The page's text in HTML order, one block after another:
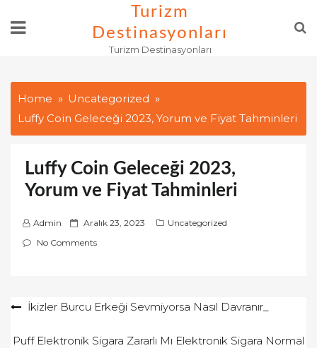
Turizm
Destinasyonları
Turizm Destinasyonları
Home
Uncategorized
Luffy Coin Geleceği 2023, Yorum ve Fiyat Tahminleri
Luffy Coin Geleceği 2023,
Yorum ve Fiyat Tahminleri
Admin
P
o
d
n
Aralık 23, 2023
Uncategorized
No Comments
Yazıİkizler Burcu Erkeği Sevmiyorsa Nasıl Davranır_
Puff Elektronik Sigara Zararlı Mı Elektronik Sigara Normal